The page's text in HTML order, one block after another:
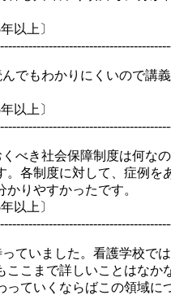
以上〕
でもわかりにくいので講
以上〕
べき社会保障制度は何な
。各制度に対して、症例を
りやすかったです。
以上〕
ていました。看護学校で
ここまで詳しいことはなか
っていくならばこの領域に